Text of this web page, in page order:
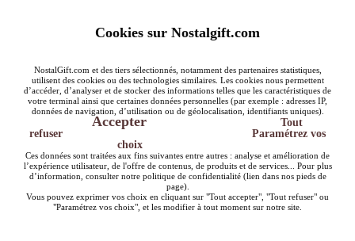
Cookies sur Nostalgift.com
NostalGift.com et des tiers sélectionnés, notamment des partenaires statistiques,
utilisent des cookies ou des technologies similaires. Les cookies nous permettent
d’accéder, d’analyser et de stocker des informations telles que les caractéristiques de
votre terminal ainsi que certaines données personnelles (par exemple : adresses IP,
données de navigation, d’utilisation ou de géolocalisation, identifiants uniques).
Accepter
Tout
refuser
Paramétrez vos
choix
Ces données sont traitées aux fins suivantes entre autres : analyse et amélioration de
l’expérience utilisateur, de l'offre de contenus, de produits et de services... Pour plus
d’information, consulter notre politique de confidentialité (lien dans nos pieds de
page).
Vous pouvez exprimer vos choix en cliquant sur "Tout accepter", "Tout refuser" ou
"Paramétrez vos choix", et les modifier à tout moment sur notre site.